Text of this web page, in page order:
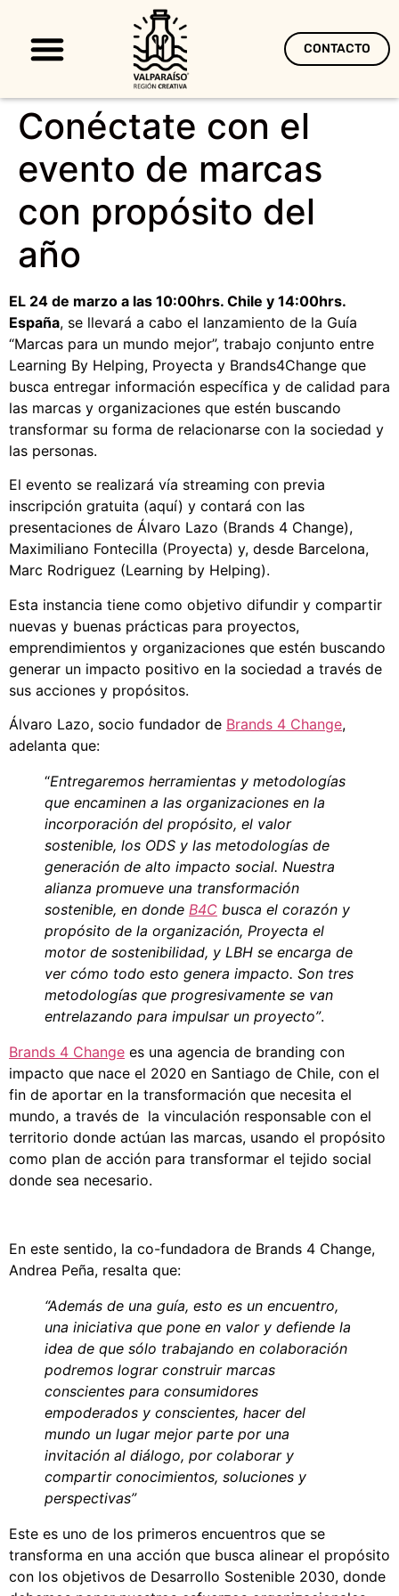
CONTACTO
Conéctate con el
evento de marcas
con propósito del
año
EL 24 de marzo a las 10:00hrs. Chile y 14:00hrs.
España, se llevará a cabo el lanzamiento de la Guía
“Marcas para un mundo mejor”, trabajo conjunto entre
Learning By Helping, Proyecta y Brands4Change que
busca entregar información específica y de calidad para
las marcas y organizaciones que estén buscando
transformar su forma de relacionarse con la sociedad y
las personas.
El evento se realizará vía streaming con previa
inscripción gratuita (aquí) y contará con las
presentaciones de Álvaro Lazo (Brands 4 Change),
Maximiliano Fontecilla (Proyecta) y, desde Barcelona,
Marc Rodriguez (Learning by Helping).
Esta instancia tiene como objetivo difundir y compartir
nuevas y buenas prácticas para proyectos,
emprendimientos y organizaciones que estén buscando
generar un impacto positivo en la sociedad a través de
sus acciones y propósitos.
Álvaro Lazo, socio fundador de Brands 4 Change,
adelanta que:
“Entregaremos herramientas y metodologías
que encaminen a las organizaciones en la
incorporación del propósito, el valor
sostenible, los ODS y las metodologías de
generación de alto impacto social. Nuestra
alianza promueve una transformación
sostenible, en donde B4C busca el corazón y
propósito de la organización, Proyecta el
motor de sostenibilidad, y LBH se encarga de
ver cómo todo esto genera impacto. Son tres
metodologías que progresivamente se van
entrelazando para impulsar un proyecto”.
Brands 4 Change es una agencia de branding con
impacto que nace el 2020 en Santiago de Chile, con el
fin de aportar en la transformación que necesita el
mundo, a través de la vinculación responsable con el
territorio donde actúan las marcas, usando el propósito
como plan de acción para transformar el tejido social
donde sea necesario.
En este sentido, la co-fundadora de Brands 4 Change,
Andrea Peña, resalta que:
“Además de una guía, esto es un encuentro,
una iniciativa que pone en valor y defiende la
idea de que sólo trabajando en colaboración
podremos lograr construir marcas
conscientes para consumidores
empoderados y conscientes, hacer del
mundo un lugar mejor parte por una
invitación al diálogo, por colaborar y
compartir conocimientos, soluciones y
perspectivas”
Este es uno de los primeros encuentros que se
transforma en una acción que busca alinear el propósito
con los objetivos de Desarrollo Sostenible 2030, donde